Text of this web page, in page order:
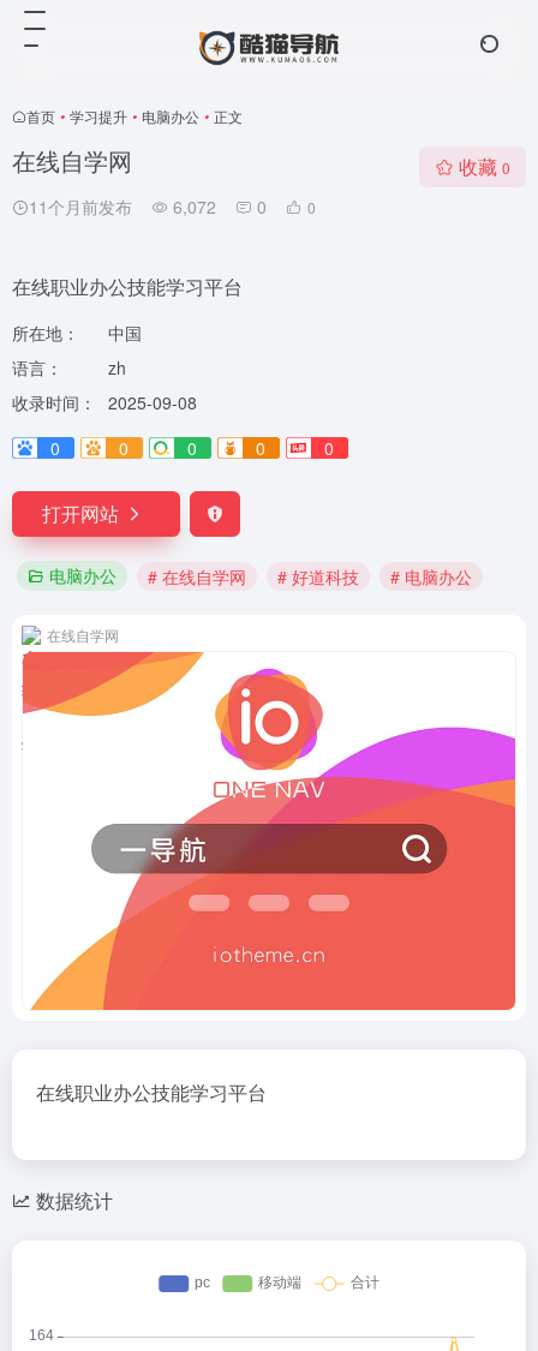
首页 • 学习提升 • 电脑办公 • 正文
在线自学网
11个月前发布 6,072 0 0
收藏 0
在线职业办公技能学习平台
所在地：
中国
语言：
zh
收录时间：
2025-09-08
0
0 0 0 0
打开网站
电脑办公 # 在线自学网 # 好道科技 # 电脑办公
在线自学网
在线职业办公技能学习平台
数据统计